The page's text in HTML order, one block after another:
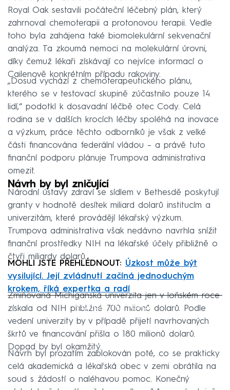
Royal Oak sestavili počáteční léčebný plán, který
zahrnoval chemoterapii a protonovou terapii. Vedle
toho byla zahájena také biomolekulární sekvenační
analýza. Ta zkoumá nemoci na molekulární úrovni,
díky čemuž lékaři získávají co nejvíce informací o
Cailenově konkrétním případu rakoviny.
„Dosud vychází z chemoterapeutického plánu,
kterého se v testovací skupině zúčastnilo pouze 14
lidí,“ podotkl k dosavadní léčbě otec Cody. Celá
rodina se v dalších krocích léčby spoléhá na inovace
a výzkum, práce těchto odborníků je však z velké
části financována federální vládou – a právě tuto
finanční podporu plánuje Trumpova administrativa
omezit.
Návrh by byl zničující
Národní ústavy zdraví se sídlem v Bethesdě poskytují
granty v hodnotě desítek miliard dolarů institucím a
univerzitám, které provádějí lékařský výzkum.
Trumpova administrativa však nedávno navrhla snížit
finanční prostředky NIH na lékařské účely přibližně o
čtyři miliardy dolarů.
MOHLI JSTE PŘEHLÉDNOUT: Úzkost může být
vysilující. Její zvládnutí začíná jednoduchým
krokem, říká expertka a radí
Failed to fetch
Zmiňovaná Michiganská univerzita jen v loňském roce
získala od NIH přibližně 700 milionů dolarů. Podle
vedení univerzity by v případě přijetí navrhovaných
škrtů ve financování přišla o 180 milionů dolarů.
Dopad by byl okamžitý.
Návrh byl prozatím zablokován poté, co se prakticky
celá akademická a lékařská obec v zemi obrátila na
soud s žádostí o naléhavou pomoc. Konečný